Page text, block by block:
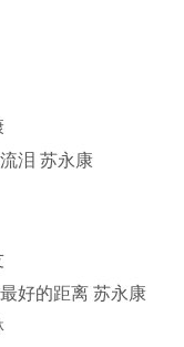
泪 苏永康
好的距离 苏永康